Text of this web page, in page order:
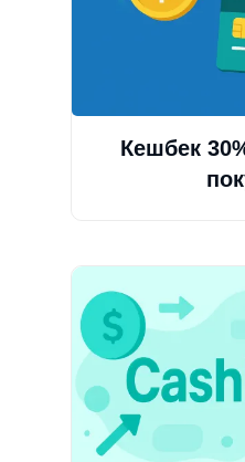
Кешбек